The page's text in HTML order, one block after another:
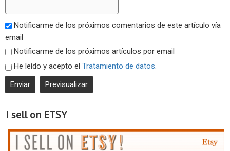
I sell on ETSY
Notificarme de los próximos comentarios de este artículo vía
email
Notificarme de los próximos artículos por email
He leído y acepto el Tratamiento de datos.